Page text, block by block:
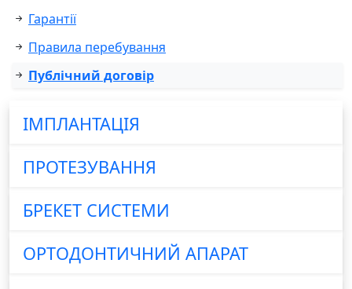
Гарантії
Правила перебування
Публічний договір
ІМПЛАНТАЦІЯ
ПРОТЕЗУВАННЯ
БРЕКЕТ СИСТЕМИ
ОРТОДОНТИЧНИЙ АПАРАТ